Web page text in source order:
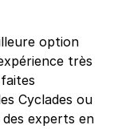
option
très
Cyclades ou
des experts en